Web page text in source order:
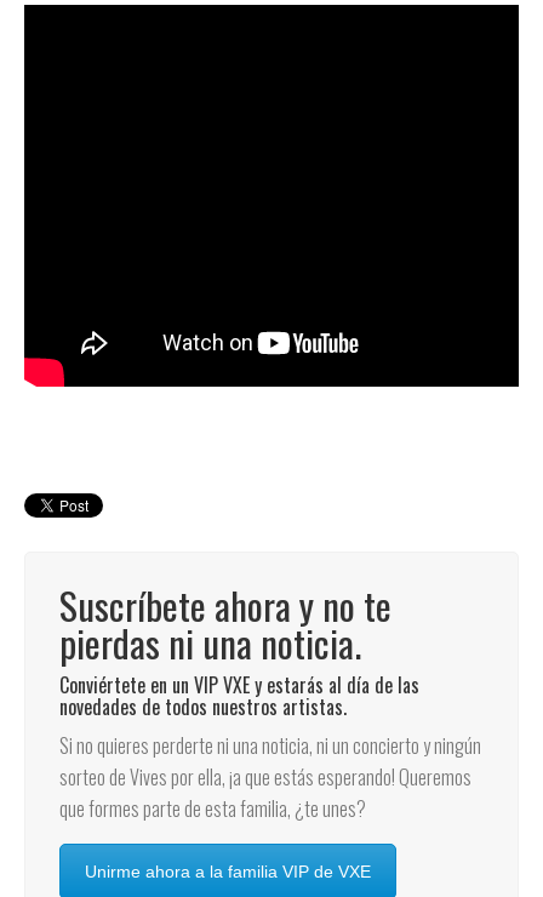
Suscríbete ahora y no te
pierdas ni una noticia.
Conviértete en un VIP VXE y estarás al día de las
novedades de todos nuestros artistas.
Si no quieres perderte ni una noticia, ni un concierto y ningún
sorteo de Vives por ella, ¡a que estás esperando! Queremos
que formes parte de esta familia, ¿te unes?
Unirme ahora a la familia VIP de VXE